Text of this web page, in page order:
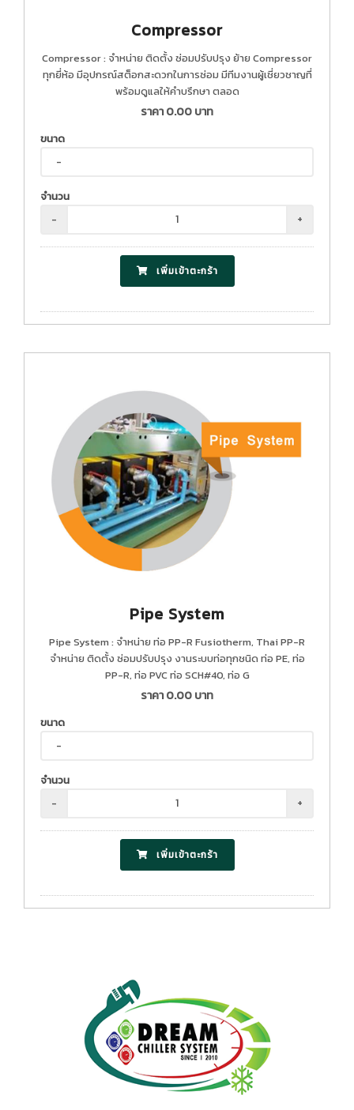
Compressor
Compressor : จำหน่าย ติดตั้ง ซ่อมปรับปรุง ย้าย Compressor
ทุกยี่ห้อ มีอุปกรณ์สต็อกสะดวกในการซ่อม มีทีมงานผู้เชี่ยวชาญที่
พร้อมดูแลให้คำบรึกษา ตลอด
ราคา0.00บาท
ขนาด
จำนวน
- +
เพิ่มเข้าตะกร้า
Pipe System
Pipe System : จำหน่าย ท่อ PP-R Fusiotherm, Thai PP-R
จำหน่าย ติดตั้ง ซ่อมปรับปรุง งานระบบท่อทุกชนิด ท่อ PE, ท่อ
PP-R, ท่อ PVC ท่อ SCH#40, ท่อ G
ราคา0.00บาท
ขนาด
จำนวน
- +
เพิ่มเข้าตะกร้า